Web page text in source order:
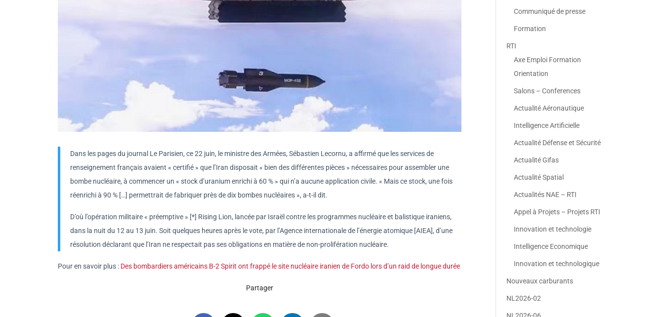
Dans les pages du journal Le Parisien, ce 22 juin, le ministre des Armées, Sébastien Lecornu, a affirmé que les services de
renseignement français avaient « certifié » que l’Iran disposait « bien des différentes pièces » nécessaires pour assembler une
bombe nucléaire, à commencer un « stock d’uranium enrichi à 60 % » qui n’a aucune application civile. « Mais ce stock, une fois
réenrichi à 90 % […] permettrait de fabriquer près de dix bombes nucléaires », a-t-il dit.
D’où l’opération militaire « préemptive » [*] Rising Lion, lancée par Israël contre les programmes nucléaire et balistique iraniens,
dans la nuit du 12 au 13 juin. Soit quelques heures après le vote, par l’Agence internationale de l’énergie atomique [AIEA], d’une
résolution déclarant que l’Iran ne respectait pas ses obligations en matière de non-prolifération nucléaire.
Pour en savoir plus : Des bombardiers américains B-2 Spirit ont frappé le site nucléaire iranien de Fordo lors d’un raid de longue durée
Partager
Communiqué de presse
Formation
RTI
Axe Emploi Formation
Orientation
Salons – Conferences
Actualité Aéronautique
Intelligence Artificielle
Actualité Défense et Sécurité
Actualité Gifas
Actualité Spatial
Actualités NAE – RTI
Appel à Projets – Projets RTI
Innovation et technologie
Intelligence Economique
Innovation et technologique
Nouveaux carburants
NL2026-02